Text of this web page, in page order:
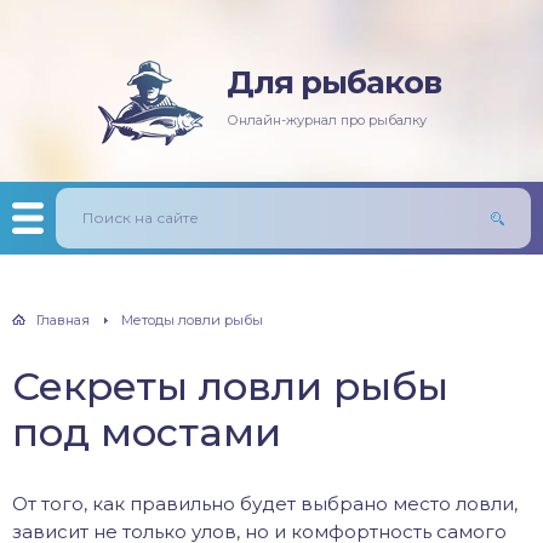
Для рыбаков
Онлайн-журнал про рыбалку
Главная Методы ловли рыбы
Секреты ловли рыбы
под мостами
От того, как правильно будет выбрано место ловли,
зависит не только улов, но и комфортность самого
рыбалка
рыбалкаснасть
и донки
билет